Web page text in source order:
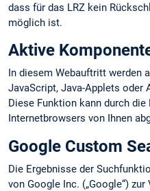
dass für das LRZ kein
möglich ist.
Aktive
In diesem Webauftritt werden
JavaScript, Java-Applets oder
Diese Funktion kann durch
Internetbrowsers von Ihnen
Google Custom
Die Ergebnisse der
von Google Inc. („Google“)